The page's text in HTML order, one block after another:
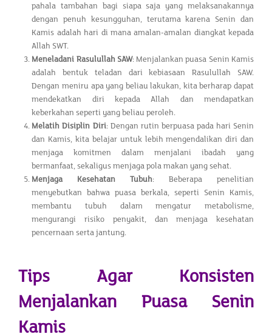
pahala tambahan bagi siapa saja yang melaksanakannya
dengan penuh kesungguhan, terutama karena Senin dan
Kamis adalah hari di mana amalan-amalan diangkat kepada
Allah SWT.
Meneladani Rasulullah SAW: Menjalankan puasa Senin Kamis
adalah bentuk teladan dari kebiasaan Rasulullah SAW.
Dengan meniru apa yang beliau lakukan, kita berharap dapat
mendekatkan diri kepada Allah dan mendapatkan
keberkahan seperti yang beliau peroleh.
Melatih Disiplin Diri: Dengan rutin berpuasa pada hari Senin
dan Kamis, kita belajar untuk lebih mengendalikan diri dan
menjaga komitmen dalam menjalani ibadah yang
bermanfaat, sekaligus menjaga pola makan yang sehat.
Menjaga Kesehatan Tubuh: Beberapa penelitian
menyebutkan bahwa puasa berkala, seperti Senin Kamis,
membantu tubuh dalam mengatur metabolisme,
mengurangi risiko penyakit, dan menjaga kesehatan
pencernaan serta jantung.
Tips Agar Konsisten
Menjalankan Puasa Senin
Kamis